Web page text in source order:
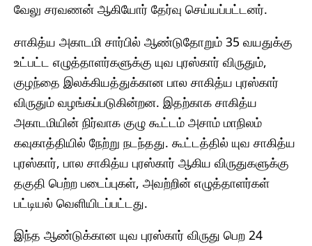
வேலு சரவணன் ஆகியோர் தேர்வு செய்யப்பட்டனர்.
சாகித்ய அகாடமி சார்பில் ஆண்டுதோறும் 35 வயதுக்கு
உட்பட்ட எழுத்தாளர்களுக்கு யுவ புரஸ்கார் விருதும்,
குழந்தை இலக்கியத்துக்கான பால சாகித்ய புரஸ்கார்
விருதும் வழங்கப்படுகின்றன. இதற்காக சாகித்ய
அகாடமியின் நிர்வாக குழு கூட்டம் அசாம் மாநிலம்
கவுகாத்தியில் நேற்று நடந்தது. கூட்டத்தில் யுவ சாகித்ய
புரஸ்கார், பால சாகித்ய புரஸ்கார் ஆகிய விருதுகளுக்கு
தகுதி பெற்ற படைப்புகள், அவற்றின் எழுத்தாளர்கள்
பட்டியல் வெளியிடப்பட்டது.
இந்த ஆண்டுக்கான யுவ புரஸ்கார் விருது பெற 24